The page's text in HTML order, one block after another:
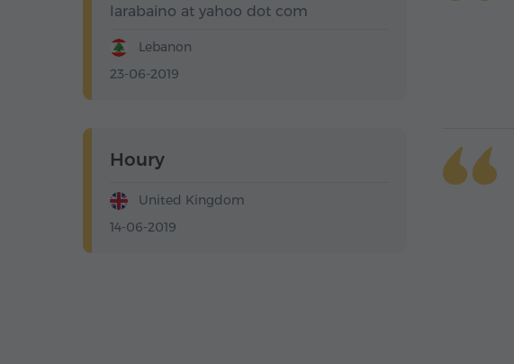
larabaino at yahoo dot com
Lebanon
23-06-2019
Houry
United Kingdom
14-06-2019